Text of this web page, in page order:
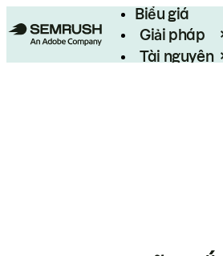
Biểu giá
Giải pháp
Tài nguyên